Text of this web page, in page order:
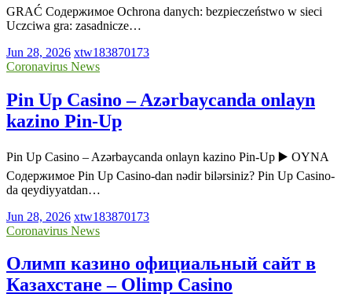
GRAĆ Содержимое Ochrona danych: bezpieczeństwo w sieci
Uczciwa gra: zasadnicze…
Jun 28, 2026 xtw183870173
Coronavirus News
Pin Up Casino – Azərbaycanda onlayn
kazino Pin-Up
Pin Up Casino – Azərbaycanda onlayn kazino Pin-Up ▶️ OYNA
Содержимое Pin Up Casino-dan nədir bilərsiniz? Pin Up Casino-
da qeydiyyatdan…
Jun 28, 2026 xtw183870173
Coronavirus News
Олимп казино официальный сайт в
Казахстане – Olimp Casino